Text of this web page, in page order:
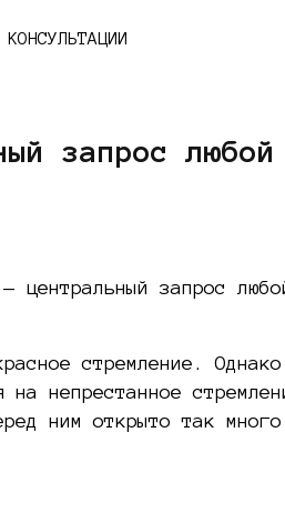
КОНСУЛЬТАЦИИ
запрос любой
центральный запрос
стремление. Однако
непрестанное
ним открыто так много